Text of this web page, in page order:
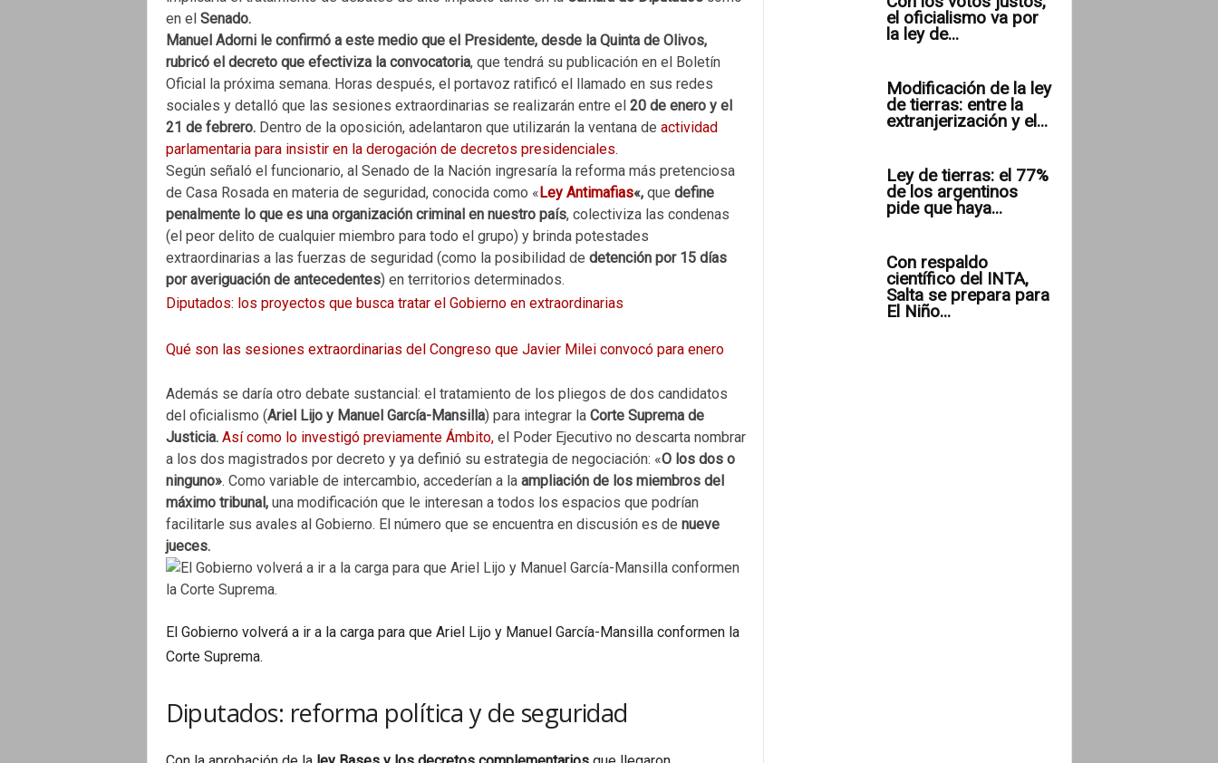
en elSenado.
Manuel Adorni le confirmó a este medio que el Presidente, desde la Quinta de Olivos,
rubricó el decreto que efectiviza la convocatoria, que tendrá su publicación en el Boletín
Oficial la próxima semana. Horas después, el portavoz ratificó el llamado en sus redes
sociales y detalló que las sesiones extraordinarias se realizarán entre el 20 de enero y el
21 de febrero. Dentro de la oposición, adelantaron que utilizarán la ventana de actividad
parlamentaria para insistir en la derogación de decretos presidenciales.
Según señaló el funcionario, al Senado de la Nación ingresaría la reforma más pretenciosa
de Casa Rosada en materia de seguridad, conocida como «Ley Antimafias«,que define
penalmente lo que es una organización criminal en nuestro país, colectiviza las condenas
(el peor delito de cualquier miembro para todo el grupo) y brinda potestades
extraordinarias a las fuerzas de seguridad (como la posibilidad de detención por 15 días
por averiguación de antecedentes) en territorios determinados.
Diputados: los proyectos que busca tratar el Gobierno en extraordinarias
Qué son las sesiones extraordinarias del Congreso que Javier Milei convocó para enero
Además se daría otro debate sustancial: el tratamiento de los pliegos de dos candidatos
del oficialismo (Ariel Lijo y Manuel García-Mansilla) para integrar la Corte Suprema de
Justicia. Así como lo investigó previamente Ámbito,el Poder Ejecutivo no descarta nombrar
a los dos magistrados por decreto y ya definió su estrategia de negociación: «O los dos o
ninguno». Como variable de intercambio, accederían a la ampliación de los miembros del
máximo tribunal,una modificación que le interesan a todos los espacios que podrían
facilitarle sus avales al Gobierno. El número que se encuentra en discusión es de nueve
jueces.
El Gobierno volverá a ir a la carga para que Ariel Lijo y Manuel García-Mansilla conformen la
Corte Suprema.
Diputados: reforma política y de seguridad
el oficialismo va por
la ley de...
Modificación de la ley
de tierras: entre la
extranjerización y el...
Ley de tierras: el 77%
de los argentinos
pide que haya...
Con respaldo
científico del INTA,
Salta se prepara para
El Niño...